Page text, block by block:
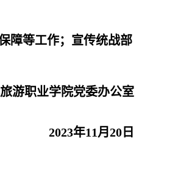
障等工作；宣传统战部
游职业学院党委办公室
2023年11月 20 日